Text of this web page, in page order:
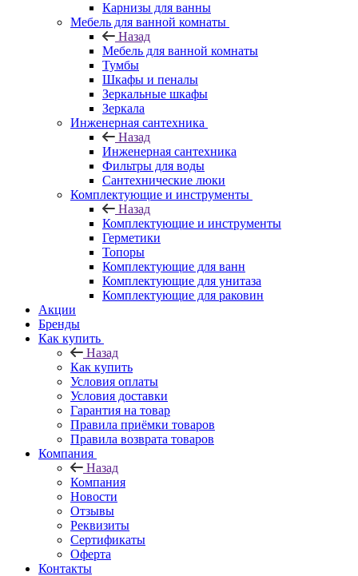
Карнизы для ванны
Мебель для ванной комнаты
Назад
Мебель для ванной комнаты
Тумбы
Шкафы и пеналы
Зеркальные шкафы
Зеркала
Инженерная сантехника
Назад
Инженерная сантехника
Фильтры для воды
Сантехнические люки
Комплектующие и инструменты
Назад
Комплектующие и инструменты
Герметики
Топоры
Комплектующие для ванн
Комплектующие для унитаза
Комплектующие для раковин
Акции
Бренды
Как купить
Назад
Как купить
Условия оплаты
Условия доставки
Гарантия на товар
Правила приёмки товаров
Правила возврата товаров
Компания
Назад
Компания
Новости
Отзывы
Реквизиты
Сертификаты
Оферта
Контакты